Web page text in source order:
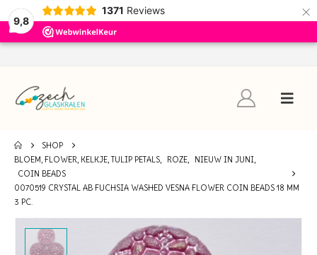
9,8
1371 Reviews ×
SHOP
BLOEM, FLOWER, KELKJE, TULIP PETALS, ROZE, NIEUW IN JUNI,
COIN BEADS
0070519 CRYSTAL AB FUCHSIA WASHED VESNA FLOWER COIN BEADS 18 MM
3 PC.